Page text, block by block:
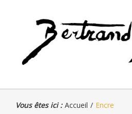
Vous êtes ici : Accueil / Encre